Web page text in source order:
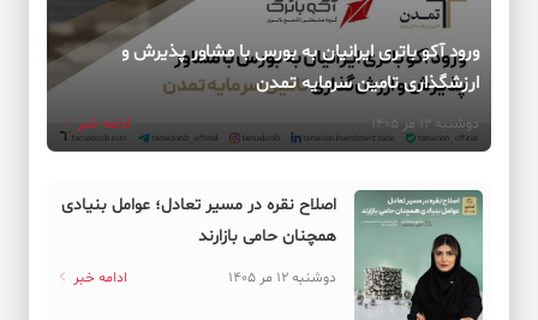
ورود آکو باتری ایرانیان به بورس با مشاور پذیرش و
ارزشگذاری تامین سرمایه تمدن
دوشنبه 12 مر 1405 ادامه خبر
اصلاح نقره در مسیر تعادل؛ عوامل بنیادی
همچنان حامی بازارند
دوشنبه 12 مر 1405 ادامه خبر